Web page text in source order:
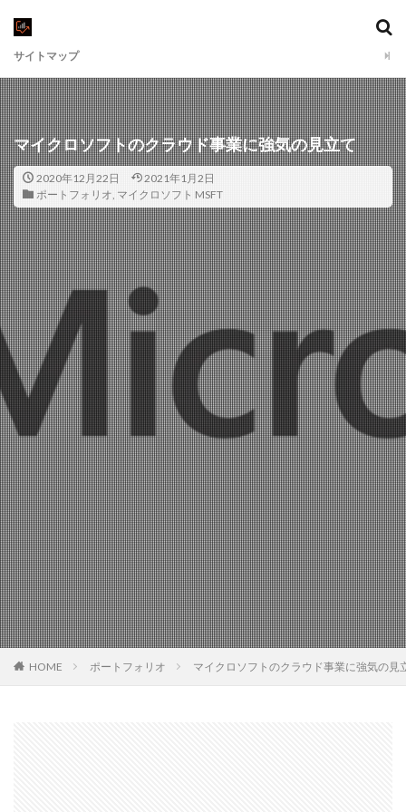
サイトマップ
マイクロソフトのクラウド事業に強気の見立て
2020年12月22日
2021年1月2日
ポートフォリオ, マイクロソフト MSFT
HOME ポートフォリオ マイクロソフトのクラウド事業に強気の見